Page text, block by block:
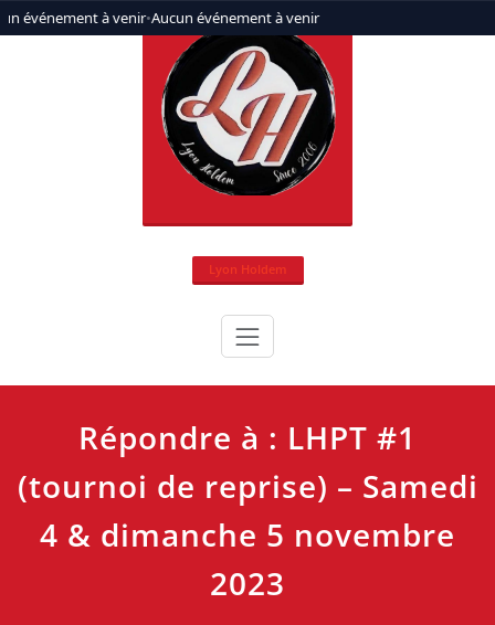
événement à venir•Aucun événement à venir
Aller
au
Lyon Holdem
Répondre à : LHPT #1
(tournoi de reprise) – Samedi
4 & dimanche 5 novembre
2023